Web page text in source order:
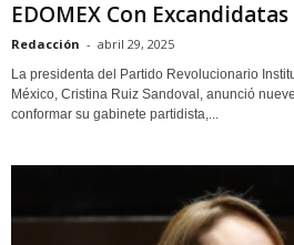
EDOMEX Con
Redacción - abril 29, 2025
La presidenta del Partido Revolucionario
México, Cristina Ruiz Sandoval, anunció
conformar su gabinete partidista,...